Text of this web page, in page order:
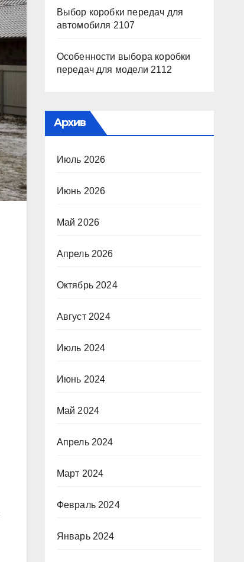
Выбор коробки передач для
автомобиля 2107
Особенности выбора коробки
передач для модели 2112
Архив
Июль 2026
Июнь 2026
Май 2026
Апрель 2026
Октябрь 2024
Август 2024
Июль 2024
Июнь 2024
Май 2024
Апрель 2024
Март 2024
Февраль 2024
Январь 2024